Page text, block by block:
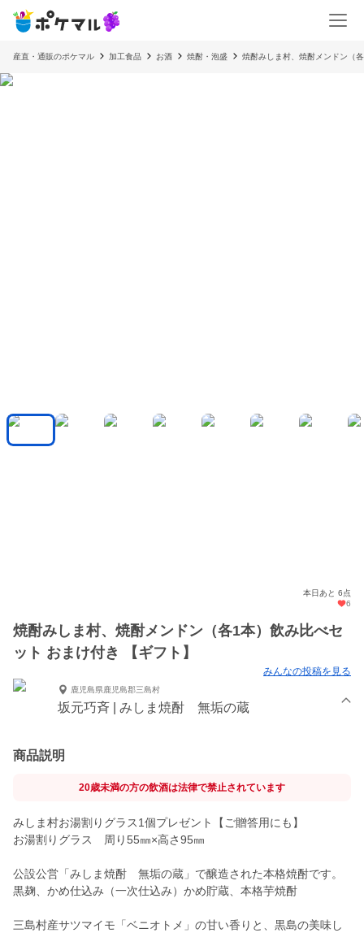
産直・通販のポケマル 加工食品 お酒 焼酎・泡盛 焼酎みしま村、焼酎メンドン（
本日あと 6点
6
焼酎みしま村、焼酎メンドン（各1本）飲み比べセ
ット おまけ付き 【ギフト】
みんなの投稿を見る
鹿児島県鹿児島郡三島村
坂元巧斉 | みしま焼酎 無垢の蔵
商品説明
20歳未満の方の飲酒は法律で禁止されています
みしま村お湯割りグラス1個プレゼント【ご贈答用にも】
お湯割りグラス 周り55㎜×高さ95㎜
公設公営「みしま焼酎 無垢の蔵」で醸造された本格焼酎です。
黒麹、かめ仕込み（一次仕込み）かめ貯蔵、本格芋焼酎
三島村産サツマイモ「ベニオトメ」の甘い香りと、黒島の美味し